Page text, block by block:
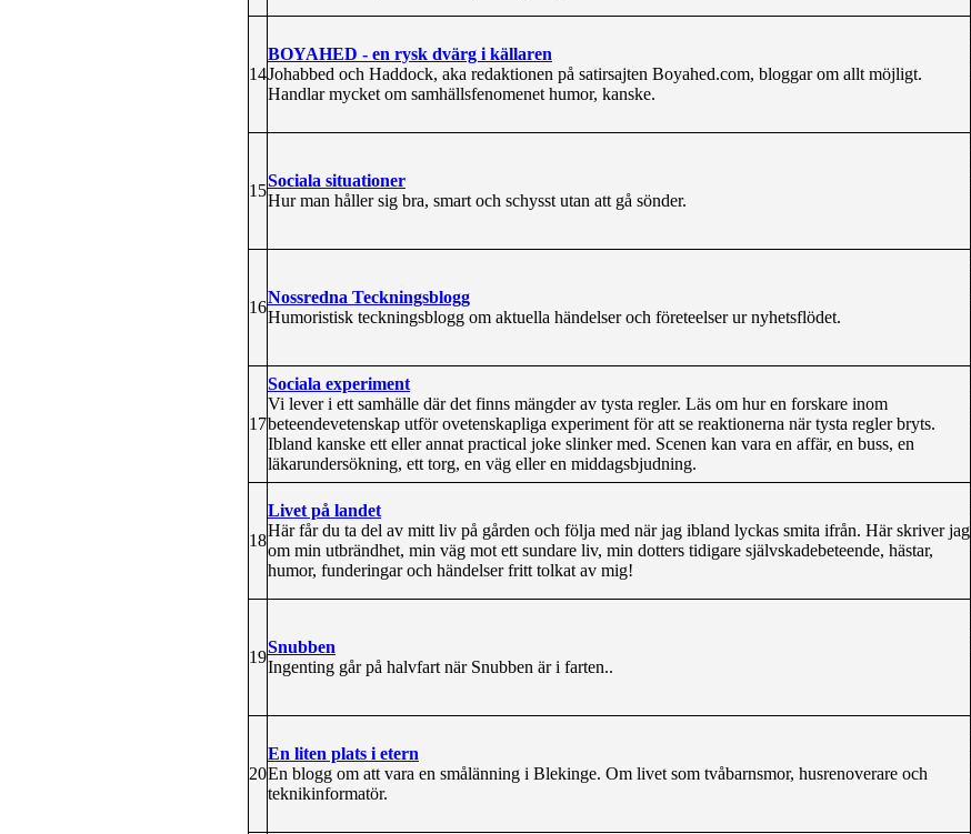
14
BOYAHED - en rysk dvärg i källaren
Johabbed och Haddock, aka redaktionen på satirsajten Boyahed.com, bloggar om allt möjligt.
Handlar mycket om samhällsfenomenet humor, kanske.
15
Sociala situationer
Hur man håller sig bra, smart och schysst utan att gå sönder.
16
Nossredna Teckningsblogg
Humoristisk teckningsblogg om aktuella händelser och företeelser ur nyhetsflödet.
17
Sociala experiment
Vi lever i ett samhälle där det finns mängder av tysta regler. Läs om hur en forskare inom
beteendevetenskap utför ovetenskapliga experiment för att se reaktionerna när tysta regler bryts.
Ibland kanske ett eller annat practical joke slinker med. Scenen kan vara en affär, en buss, en
läkarundersökning, ett torg, en väg eller en middagsbjudning.
18
Livet på landet
Här får du ta del av mitt liv på gården och följa med när jag ibland lyckas smita ifrån. Här skriver jag
om min utbrändhet, min väg mot ett sundare liv, min dotters tidigare självskadebeteende, hästar,
humor, funderingar och händelser fritt tolkat av mig!
19
Snubben
Ingenting går på halvfart när Snubben är i farten..
20
En liten plats i etern
En blogg om att vara en smålänning i Blekinge. Om livet som tvåbarnsmor, husrenoverare och
teknikinformatör.